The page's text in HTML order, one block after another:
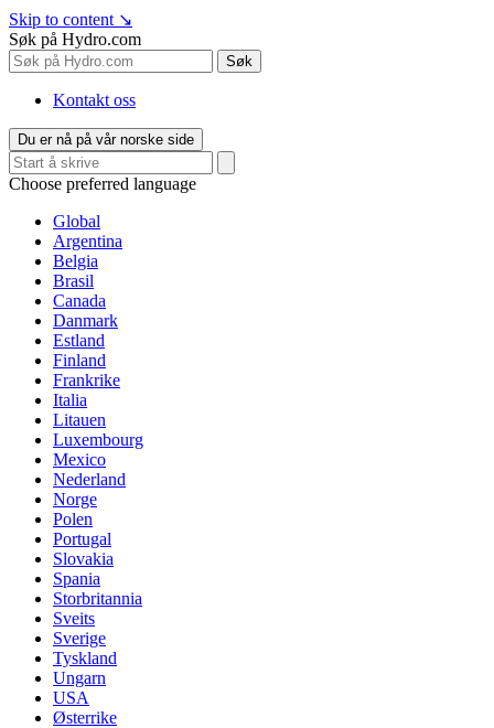
Skip to content ↘
Søk på Hydro.com
Søk
Kontakt oss
Du er nå på vår norske side
Choose preferred language
Global
Argentina
Belgia
Brasil
Canada
Danmark
Estland
Finland
Frankrike
Italia
Litauen
Luxembourg
Mexico
Nederland
Norge
Polen
Portugal
Slovakia
Spania
Storbritannia
Sveits
Sverige
Tyskland
Ungarn
USA
Østerrike